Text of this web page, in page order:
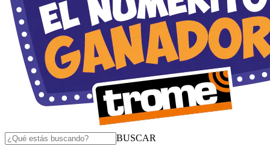
BUSCAR